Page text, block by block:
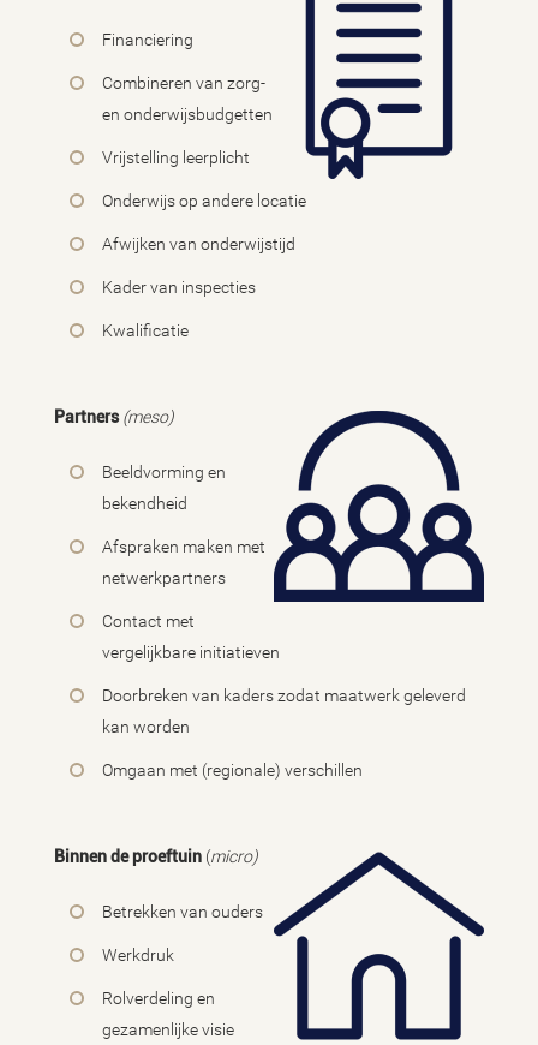
Financiering
Combineren van zorg-
en onderwijsbudgetten
Vrijstelling leerplicht
Onderwijs op andere locatie
Afwijken van onderwijstijd
Kader van inspecties
Kwalificatie
Partners(meso)
Beeldvorming en
bekendheid
Afspraken maken met
netwerkpartners
Contact met
vergelijkbare initiatieven
Doorbreken van kaders zodat maatwerk geleverd
kan worden
Omgaan met (regionale) verschillen
Binnen de proeftuin (micro)
Betrekken van ouders
Werkdruk
Rolverdeling en
gezamenlijke visie